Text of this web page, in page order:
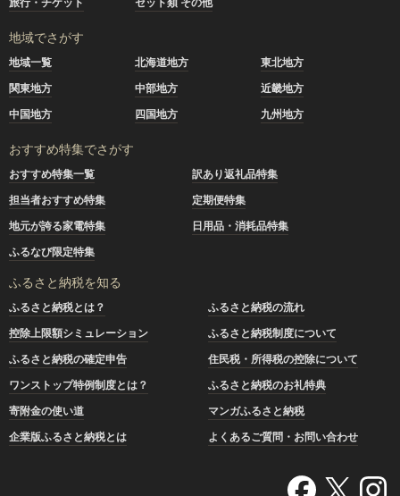
地域でさがす
地域一覧 北海道地方
東北地方
関東地方
中部地方
近畿地方
中国地方
四国地方 九州地方
おすすめ特集でさがす
おすすめ特集一覧
訳あり返礼品特集
担当者おすすめ特集
定期便特集
地元が誇る家電特集
日用品・消耗品特集
ふるなび限定特集
ふるさと納税を知る
ふるさと納税とは？
ふるさと納税の流れ
控除上限額シミュレーション
ふるさと納税制度について
ふるさと納税の確定申告
住民税・所得税の控除について
ワンストップ特例制度とは？
ふるさと納税のお礼特典
寄附金の使い道
マンガふるさと納税
企業版ふるさと納税とは
よくあるご質問・お問い合わせ